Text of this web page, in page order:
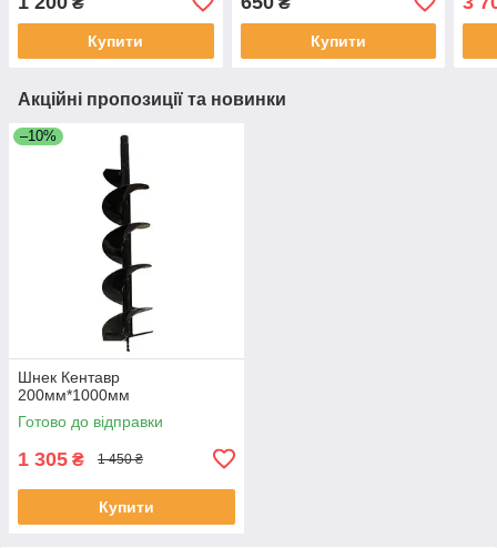
Купити
вузол, кронштейн ручки)
Купити
Акційні пропозиції та новинки
–10%
Шнек Кентавр
200мм*1000мм
Готово до відправки
1 305 ₴ 1 450 ₴
Купити